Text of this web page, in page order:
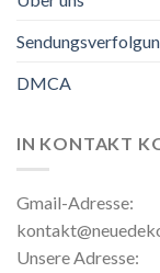
DMCA
IN KONTAKT
Gmail-Adresse:
Unsere Adresse: